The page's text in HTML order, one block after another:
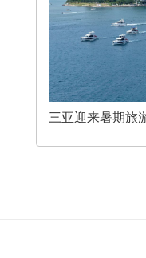
三亚迎来暑期旅